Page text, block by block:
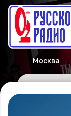
Москва